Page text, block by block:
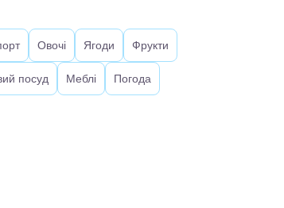
Овочі Ягоди Фрукти
посуд Меблі Погода